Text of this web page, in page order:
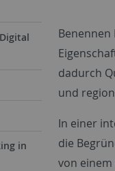
in
dadurch
und
In einer
die
von